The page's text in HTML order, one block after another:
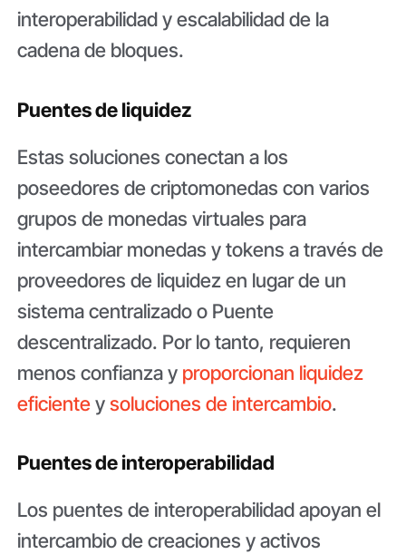
interoperabilidad y escalabilidad de la
cadena de bloques.
Puentes de liquidez
Estas soluciones conectan a los
poseedores de criptomonedas con varios
grupos de monedas virtuales para
intercambiar monedas y tokens a través de
proveedores de liquidez en lugar de un
sistema centralizado o Puente
descentralizado. Por lo tanto, requieren
menos confianza y proporcionan liquidez
eficienteysoluciones de intercambio.
Puentes de interoperabilidad
Los puentes de interoperabilidad apoyan el
intercambio de creaciones y activos